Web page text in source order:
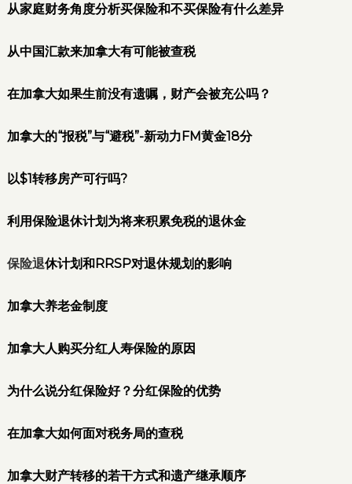
从家庭财务角度分析买保险和不买保险有什么差异
从中国汇款来加拿大有可能被查税
在加拿大如果生前没有遗嘱，财产会被充公吗？
加拿大的“报税”与“避税”-新动力FM黄金18分
以$1转移房产可行吗?
利用保险退休计划为将来积累免税的退休金
保险退休计划和RRSP对退休规划的影响
加拿大养老金制度
加拿大人购买分红人寿保险的原因
为什么说分红保险好？分红保险的优势
在加拿大如何面对税务局的查税
加拿大财产转移的若干方式和遗产继承顺序